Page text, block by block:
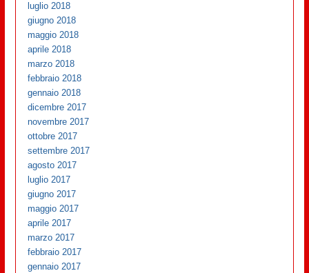
luglio 2018
giugno 2018
maggio 2018
aprile 2018
marzo 2018
febbraio 2018
gennaio 2018
dicembre 2017
novembre 2017
ottobre 2017
settembre 2017
agosto 2017
luglio 2017
giugno 2017
maggio 2017
aprile 2017
marzo 2017
febbraio 2017
gennaio 2017